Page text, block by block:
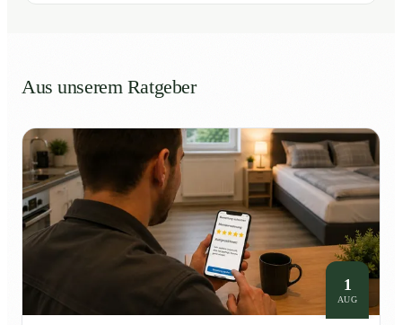
Aus unserem Ratgeber
1
AUG